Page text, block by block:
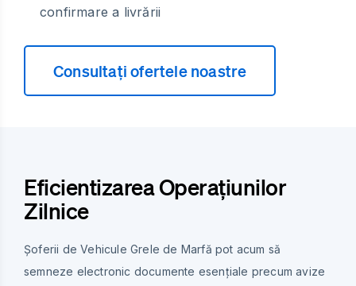
confirmare a livrării
Consultați ofertele noastre
Eficientizarea Operațiunilor
Zilnice
Șoferii de Vehicule Grele de Marfă pot acum să
semneze electronic documente esențiale precum avize